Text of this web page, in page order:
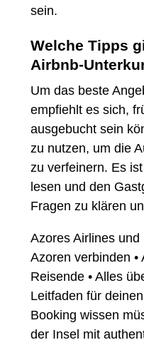
sein.
Welche Tipps
Airbnb-
Um das beste
empfiehlt es sich,
ausgebucht sein
zu nutzen, um die
zu verfeinern. Es
lesen und den
Fragen zu klären
Azores Airlines
Azoren verbinden •
Reisende • Alles
Leitfaden für
Booking wissen
der Insel mit